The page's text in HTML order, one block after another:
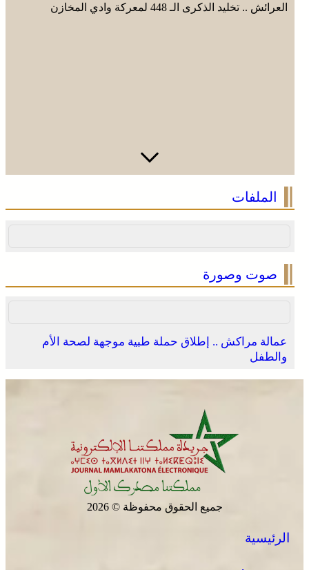
العرائش .. تخليد الذكرى الـ 448 لمعركة وادي المخازن
الملفات
صوت وصورة
عمالة مراكش .. إطلاق حملة طبية موجهة لصحة الأم
والطفل
جميع الحقوق محفوظة © 2026
الرئيسية